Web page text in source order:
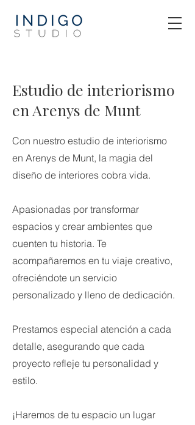
Estudio de interiorismo
en Arenys de Munt
Con nuestro estudio de interiorismo
en Arenys de Munt, la magia del
diseño de interiores cobra vida.
Apasionadas por transformar
espacios y crear ambientes que
cuenten tu historia. Te
acompañaremos en tu viaje creativo,
ofreciéndote un servicio
personalizado y lleno de dedicación.
Prestamos especial atención a cada
detalle, asegurando que cada
proyecto refleje tu personalidad y
estilo.
¡Haremos de tu espacio un lugar